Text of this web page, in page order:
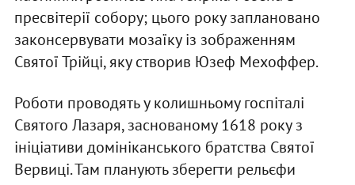
пресвітерії собору; цього року заплановано
законсервувати мозаїку із зображенням
Святої Трійці, яку створив Юзеф Мехоффер.
Роботи проводять у колишньому госпіталі
Святого Лазаря, заснованому 1618 року з
ініціативи домініканського братства Святої
Вервиці. Там планують зберегти рельєфи